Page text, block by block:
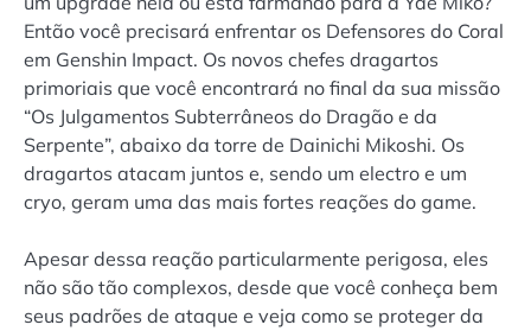
Então você precisará enfrentar os Defensores do Coral
em Genshin Impact. Os novos chefes dragartos
primoriais que você encontrará no final da sua missão
“Os Julgamentos Subterrâneos do Dragão e da
Serpente”, abaixo da torre de Dainichi Mikoshi. Os
dragartos atacam juntos e, sendo um electro e um
cryo, geram uma das mais fortes reações do game.
Apesar dessa reação particularmente perigosa, eles
não são tão complexos, desde que você conheça bem
seus padrões de ataque e veja como se proteger da